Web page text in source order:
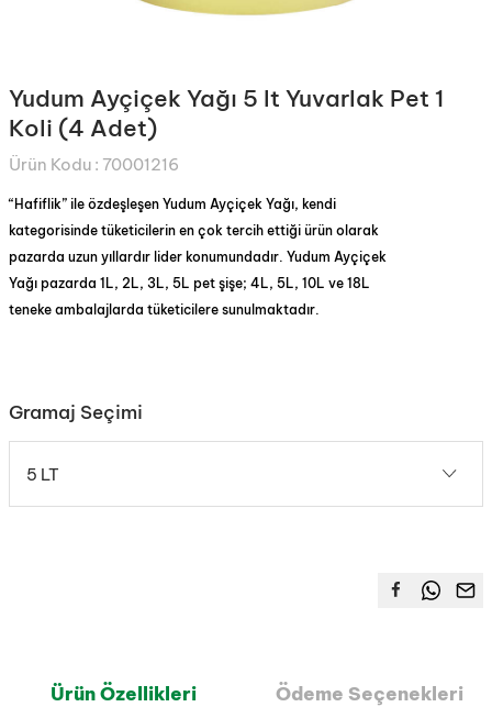
Yudum Ayçiçek Yağı 5 lt Yuvarlak Pet 1
Koli (4 Adet)
Ürün Kodu : 70001216
“Hafiflik” ile özdeşleşen Yudum Ayçiçek Yağı, kendi
kategorisinde tüketicilerin en çok tercih ettiği ürün olarak
pazarda uzun yıllardır lider konumundadır. Yudum Ayçiçek
Yağı pazarda 1L, 2L, 3L, 5L pet şişe; 4L, 5L, 10L ve 18L
teneke ambalajlarda tüketicilere sunulmaktadır.
Gramaj Seçimi
5 LT
Ürün Özellikleri Ödeme Seçenekleri